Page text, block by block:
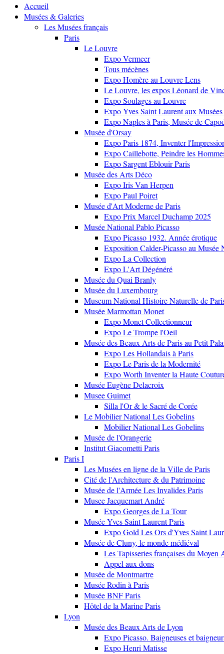
Accueil
Musées & Galeries
Les Musées français
Paris
Le Louvre
Expo Vermeer
Tous mécènes
Expo Homère au Louvre Lens
Le Louvre, les expos Léonard de
Expo Soulages au Louvre
Expo Yves Saint Laurent aux
Expo Naples à Paris, Musée de
Musée d'Orsay
Expo Paris 1874, Inventer
Expo Caillebotte, Peindre les
Expo Sargent Eblouir Paris
Musée des Arts Déco
Expo Iris Van Herpen
Expo Paul Poiret
Musée d'Art Moderne de Paris
Expo Prix Marcel Duchamp 2025
Musée National Pablo Picasso
Expo Picasso 1932. Année érotique
Exposition Calder-Picasso au Musée
Expo La Collection
Expo L'Art Dégénéré
Musée du Quai Branly
Musée du Luxembourg
Museum National Histoire Naturelle de
Musée Marmottan Monet
Expo Monet Collectionneur
Expo Le Trompe l'Oeil
Musée des Beaux Arts de Paris au Petit
Expo Les Hollandais à Paris
Expo Le Paris de la Modernité
Expo Worth Inventer la Haute
Musée Eugène Delacroix
Musee Guimet
Silla l'Or & le Sacré de Corée
Le Mobilier National Les Gobelins
Mobilier National Les Gobelins
Musée de l'Orangerie
Institut Giacometti Paris
Paris I
Les Musées en ligne de la Ville de Paris
Cité de l'Architecture & du Patrimoine
Musée de l'Armée Les Invalides Paris
Musee Jacquemart André
Expo Georges de La Tour
Musée Yves Saint Laurent Paris
Expo Gold Les Ors d'Yves Saint
Musée de Cluny, le monde médiéval
Les Tapisseries françaises du Moyen
Appel aux dons
Musée de Montmartre
Musée Rodin à Paris
Musée BNF Paris
Hôtel de la Marine Paris
Lyon
Musée des Beaux Arts de Lyon
Expo Picasso. Baigneuses et
Expo Henri Matisse